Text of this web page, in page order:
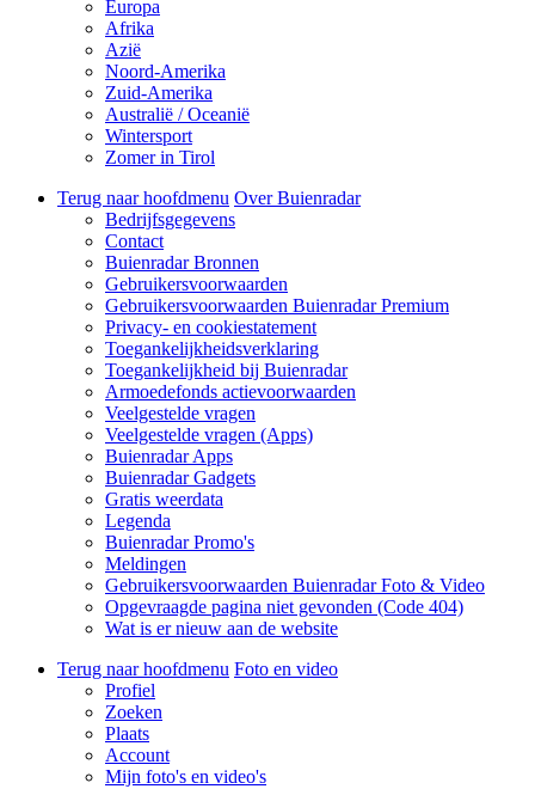
Europa
Afrika
Azië
Noord-Amerika
Zuid-Amerika
Australië / Oceanië
Wintersport
Zomer in Tirol
Terug naar hoofdmenu Over Buienradar
Bedrijfsgegevens
Contact
Buienradar Bronnen
Gebruikersvoorwaarden
Gebruikersvoorwaarden Buienradar Premium
Privacy- en cookiestatement
Toegankelijkheidsverklaring
Toegankelijkheid bij Buienradar
Armoedefonds actievoorwaarden
Veelgestelde vragen
Veelgestelde vragen (Apps)
Buienradar Apps
Buienradar Gadgets
Gratis weerdata
Legenda
Buienradar Promo's
Meldingen
Gebruikersvoorwaarden Buienradar Foto & Video
Opgevraagde pagina niet gevonden (Code 404)
Wat is er nieuw aan de website
Terug naar hoofdmenu Foto en video
Profiel
Zoeken
Plaats
Account
Mijn foto's en video's